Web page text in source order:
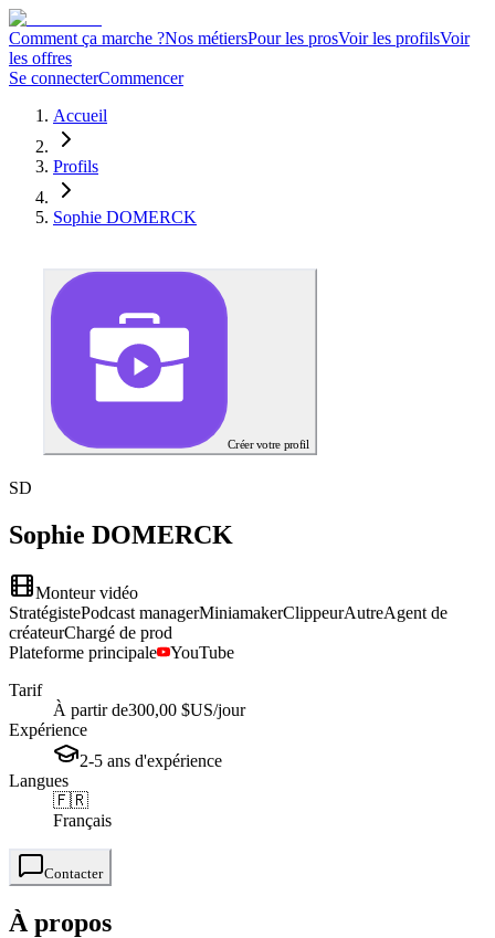
Comment ça marche ?Nos métiersPour les prosVoir les profilsVoir
les offres
Se connecterCommencer
Accueil
Profils
Sophie DOMERCK
Créer votre profil
SD
Sophie DOMERCK
Monteur vidéo
StratégistePodcast managerMiniamakerClippeurAutreAgent de
créateurChargé de prod
Plateforme principale
YouTube
Tarif
À partir de300,00 $US/jour
Expérience
2-5 ans d'expérience
Langues
🇫🇷
Français
Contacter
À propos